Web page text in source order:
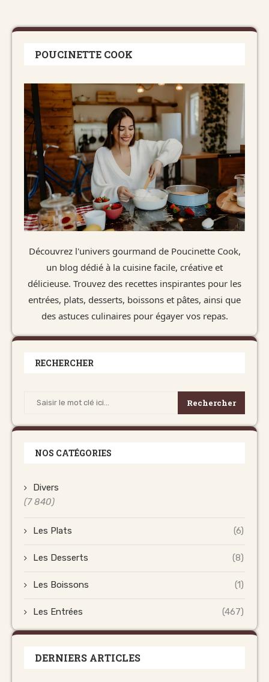
POUCINETTE COOK
Découvrez l'univers gourmand de Poucinette Cook,
un blog dédié à la cuisine facile, créative et
délicieuse. Trouvez des recettes inspirantes pour les
entrées, plats, desserts, boissons et pâtes, ainsi que
des astuces culinaires pour égayer vos repas.
RECHERCHER
Rechercher
NOS CATÉGORIES
Divers
(7 840)
Les Plats (6)
Les Desserts (8)
Les Boissons (1)
Les Entrées (467)
DERNIERS ARTICLES